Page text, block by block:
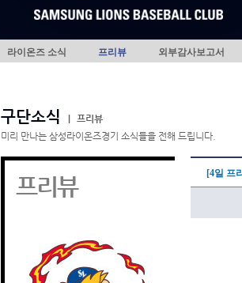
라이온즈 소식 프리뷰 외부감사보고서
구단소식
프리뷰
미리 만나는 삼성라이온즈경기 소식들을 전해 드립니다.
프리뷰 [4일 프